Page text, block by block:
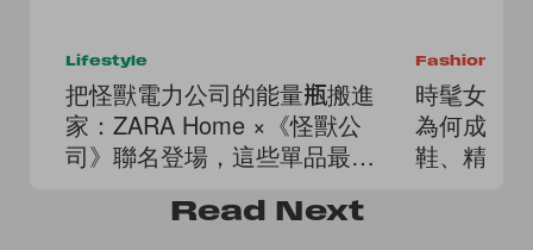
Lifestyle
把怪獸電力公司的能量瓶搬進
家：ZARA Home ×《怪獸公
司》聯名登場，這些單品最值
Fashion
時髦女生
為何成為
鞋、精品
Read Next